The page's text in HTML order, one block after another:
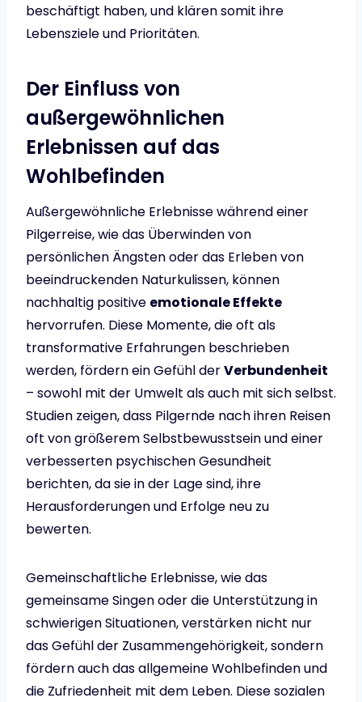
beschäftigt haben, und klären somit ihre
Lebensziele und Prioritäten.
Der Einfluss von
außergewöhnlichen
Erlebnissen auf das
Wohlbefinden
Außergewöhnliche Erlebnisse während einer
Pilgerreise, wie das Überwinden von
persönlichen Ängsten oder das Erleben von
beeindruckenden Naturkulissen, können
nachhaltig positive emotionale Effekte
hervorrufen. Diese Momente, die oft als
transformative Erfahrungen beschrieben
werden, fördern ein Gefühl derVerbundenheit
– sowohl mit der Umwelt als auch mit sich selbst.
Studien zeigen, dass Pilgernde nach ihren Reisen
oft von größerem Selbstbewusstsein und einer
verbesserten psychischen Gesundheit
berichten, da sie in der Lage sind, ihre
Herausforderungen und Erfolge neu zu
bewerten.
Gemeinschaftliche Erlebnisse, wie das
gemeinsame Singen oder die Unterstützung in
schwierigen Situationen, verstärken nicht nur
das Gefühl der Zusammengehörigkeit, sondern
fördern auch das allgemeine Wohlbefinden und
die Zufriedenheit mit dem Leben. Diese sozialen